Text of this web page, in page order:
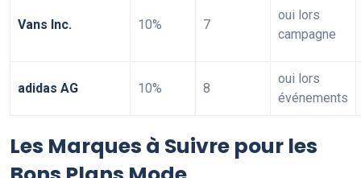
Vans Inc. 10% 7
oui lors
campagne
adidas AG 10% 8
oui lors
événements
Les Marques à Suivre pour les